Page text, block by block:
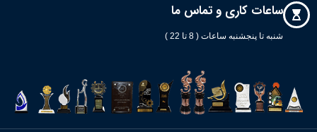
ساعات کاری و تماس ما
شنبه تا پنجشنبه ساعات ( 8 تا 22 )